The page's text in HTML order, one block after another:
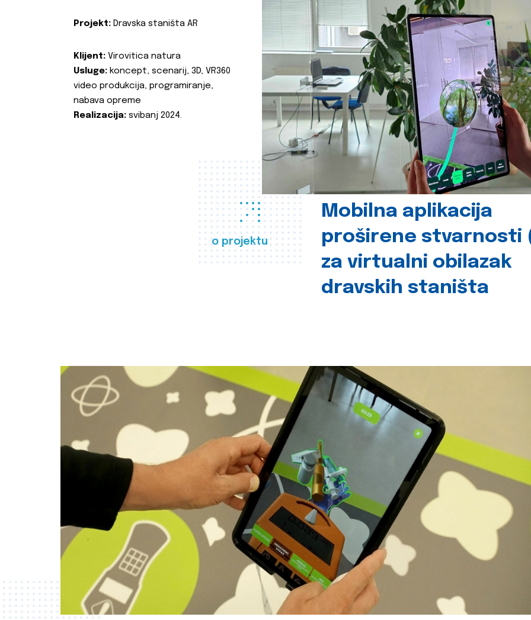
o projektu
Mobilna aplikacija
proširene stvarnosti
za virtualni obilazak
dravskih staništa
Projekt: Dravska staništa AR
Klijent: Virovitica natura
Usluge: koncept, scenarij, 3D, VR360
video produkcija, programiranje,
nabava opreme
Realizacija: svibanj 2024.